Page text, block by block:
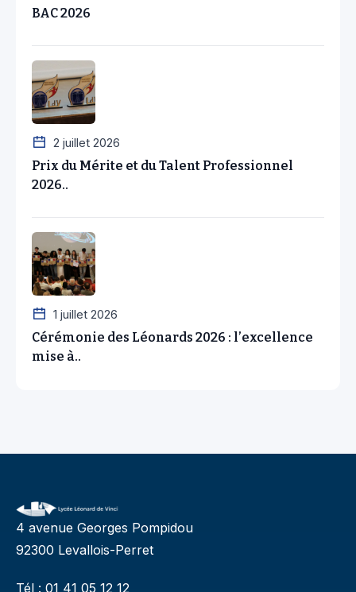
BAC 2026
2 juillet 2026
Prix du Mérite et du Talent Professionnel
2026..
1 juillet 2026
Cérémonie des Léonards 2026 : l’excellence
mise à..
4 avenue Georges Pompidou
92300 Levallois-Perret
Tél : 01 41 05 12 12